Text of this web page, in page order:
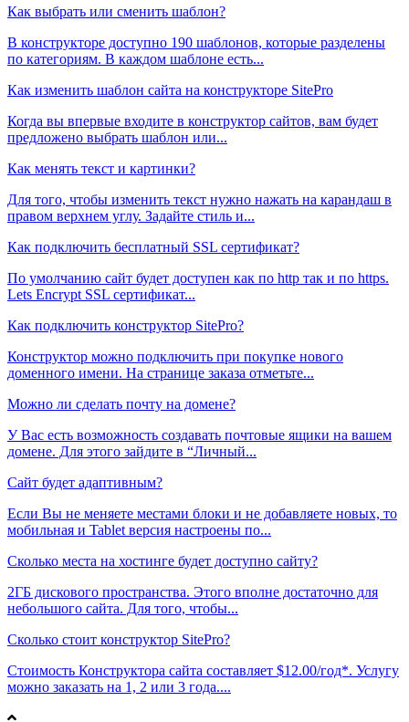
Как выбрать или сменить шаблон?
В конструкторе доступно 190 шаблонов, которые разделены
по категориям. В каждом шаблоне есть...
Как изменить шаблон сайта на конструкторе SitePro
Когда вы впервые входите в конструктор сайтов, вам будет
предложено выбрать шаблон или...
Как менять текст и картинки?
Для того, чтобы изменить текст нужно нажать на карандаш в
правом верхнем углу. Задайте стиль и...
Как подключить бесплатный SSL сертификат?
По умолчанию сайт будет доступен как по http так и по https.
Lets Encrypt SSL сертификат...
Как подключить конструктор SitePro?
Конструктор можно подключить при покупке нового
доменного имени. На странице заказа отметьте...
Можно ли сделать почту на домене?
У Вас есть возможность создавать почтовые ящики на вашем
домене. Для этого зайдите в “Личный...
Сайт будет адаптивным?
Если Вы не меняете местами блоки и не добавляете новых, то
мобильная и Tablet версия настроены по...
Сколько места на хостинге будет доступно сайту?
2ГБ дискового пространства. Этого вполне достаточно для
небольшого сайта. Для того, чтобы...
Сколько стоит конструктор SitePro?
Стоимость Конструктора сайта составляет $12.00/год*. Услугу
можно заказать на 1, 2 или 3 года....